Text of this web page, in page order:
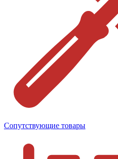
Сопутствующие товары